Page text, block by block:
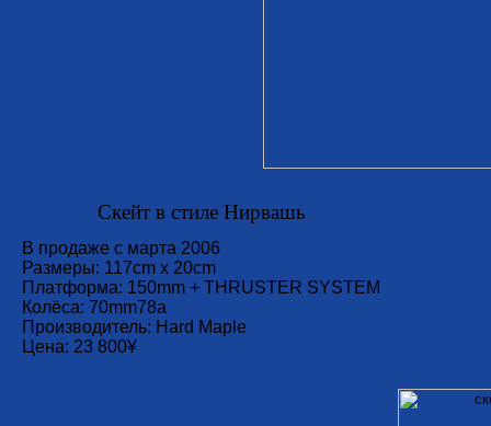
Скейт в стиле Нирвашь
В продаже с марта 2006
Размеры: 117cm х 20cm
Платформа: 150mm + THRUSTER SYSTEM
Колёса: 70mm78a
Производитель: Hard Maple
Цена: 23 800¥